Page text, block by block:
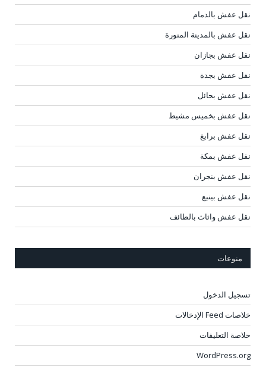
نقل عفش بالدمام
نقل عفش بالمدينة المنورة
نقل عفش بجازان
نقل عفش بجدة
نقل عفش بحائل
نقل عفش بخميس مشيط
نقل عفش برابغ
نقل عفش بمكة
نقل عفش بنجران
نقل عفش بينبع
نقل عفش واثاث بالطائف
منوعات
تسجيل الدخول
خلاصات Feed الإدخالات
خلاصة التعليقات
WordPress.org